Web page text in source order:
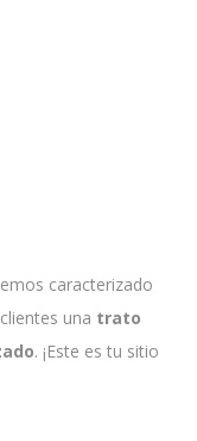
caracterizado
una trato
. ¡Este es tu sitio